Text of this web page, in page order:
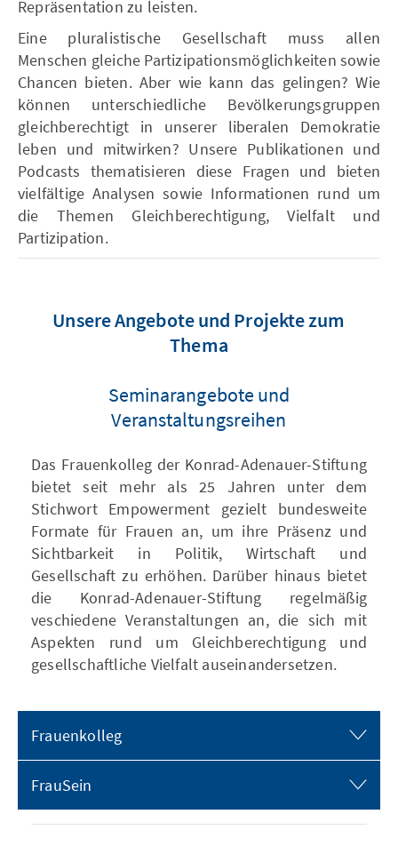
Repräsentation zu leisten.
Eine pluralistische Gesellschaft muss allen
Menschen gleiche Partizipationsmöglichkeiten sowie
Chancen bieten. Aber wie kann das gelingen? Wie
können unterschiedliche Bevölkerungsgruppen
gleichberechtigt in unserer liberalen Demokratie
leben und mitwirken? Unsere Publikationen und
Podcasts thematisieren diese Fragen und bieten
vielfältige Analysen sowie Informationen rund um
die Themen Gleichberechtigung, Vielfalt und
Partizipation.
Unsere Angebote und Projekte zum
Thema
Seminarangebote und
Veranstaltungsreihen
Das Frauenkolleg der Konrad-Adenauer-Stiftung
bietet seit mehr als 25 Jahren unter dem
Stichwort Empowerment gezielt bundesweite
Formate für Frauen an, um ihre Präsenz und
Sichtbarkeit in Politik, Wirtschaft und
Gesellschaft zu erhöhen. Darüber hinaus bietet
die Konrad-Adenauer-Stiftung regelmäßig
veschiedene Veranstaltungen an, die sich mit
Aspekten rund um Gleichberechtigung und
gesellschaftliche Vielfalt auseinandersetzen.
Frauenkolleg
FrauSein